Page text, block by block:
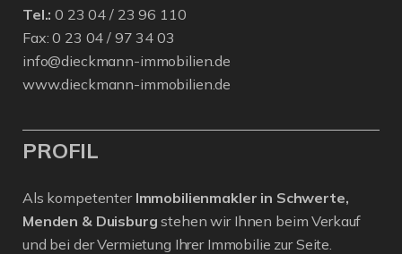
Tel.: 0 23 04 / 23 96 110
Fax: 0 23 04 / 97 34 03
info@dieckmann-immobilien.de
www.dieckmann-immobilien.de
PROFIL
Als kompetenter Immobilienmakler in Schwerte,
Menden & Duisburg stehen wir Ihnen beim Verkauf
und bei der Vermietung Ihrer Immobilie zur Seite.